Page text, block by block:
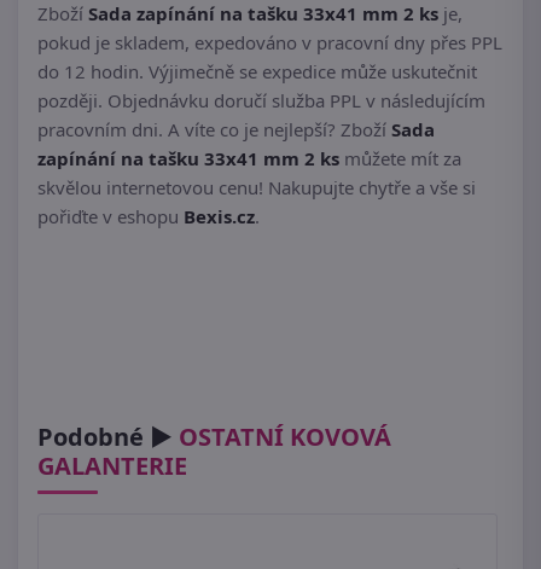
Zboží Sada zapínání na tašku 33x41 mm 2 ks je,
pokud je skladem, expedováno v pracovní dny přes PPL
do 12 hodin. Výjimečně se expedice může uskutečnit
později. Objednávku doručí služba PPL v následujícím
pracovním dni. A víte co je nejlepší? Zboží Sada
zapínání na tašku 33x41 mm 2 ks můžete mít za
skvělou internetovou cenu! Nakupujte chytře a vše si
pořiďte v eshopu Bexis.cz.
Podobné ► OSTATNÍ KOVOVÁ
GALANTERIE